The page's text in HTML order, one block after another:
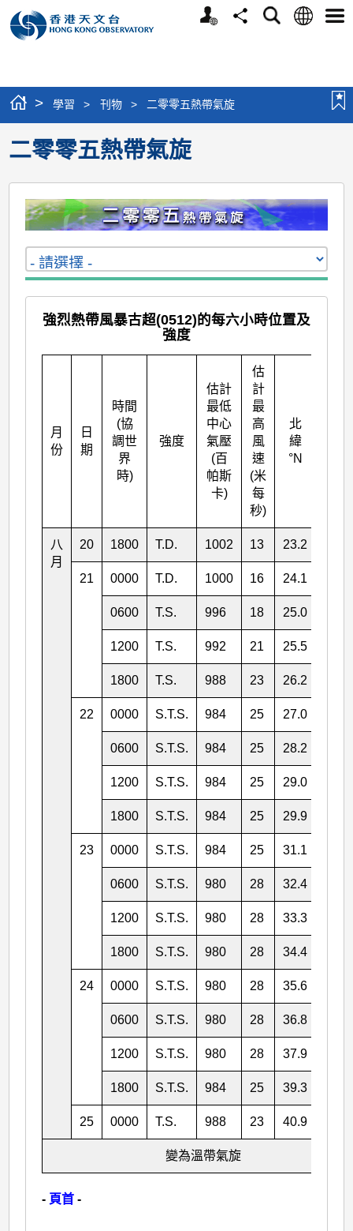
個
分
搜
語
選
> 學習 > 刊物 > 二零零五熱帶氣旋
二零零五熱帶氣旋
強烈熱帶風暴古超(0512)的每六小時位置及
強度
月
份
日
期
時間
(協
調世
界
時)
強度
估計
最低
中心
氣壓
(百
帕斯
卡)
估
計
最
高
風
速
(米
每
秒)
北
緯
°N
八
月
20 1800 T.D. 1002 13 23.2
21 0000 T.D. 1000 16 24.1
0600 T.S. 996 18 25.0
1200 T.S. 992 21 25.5
1800 T.S. 988 23 26.2
22 0000 S.T.S. 984 25 27.0
0600 S.T.S. 984 25 28.2
1200 S.T.S. 984 25 29.0
1800 S.T.S. 984 25 29.9
23 0000 S.T.S. 984 25 31.1
0600 S.T.S. 980 28 32.4
1200 S.T.S. 980 28 33.3
1800 S.T.S. 980 28 34.4
24 0000 S.T.S. 980 28 35.6
0600 S.T.S. 980 28 36.8
1200 S.T.S. 980 28 37.9
1800 S.T.S. 984 25 39.3
25 0000 T.S. 988 23 40.9
變為溫帶氣旋
- 頁首 -